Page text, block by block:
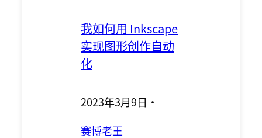
我如何用 Inkscape
实现图形创作自动
化
2023年3月9日 ·
赛博老王